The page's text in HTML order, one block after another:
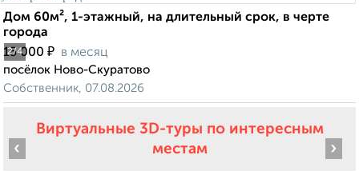
2/4
Дом 60м², 1-этажный, на длительный срок, в черте
города
15 000 ₽ в месяц
посёлок Ново-Скуратово
Собственник, 07.08.2026
Виртуальные 3D-туры по интересным
местам
‹ ›